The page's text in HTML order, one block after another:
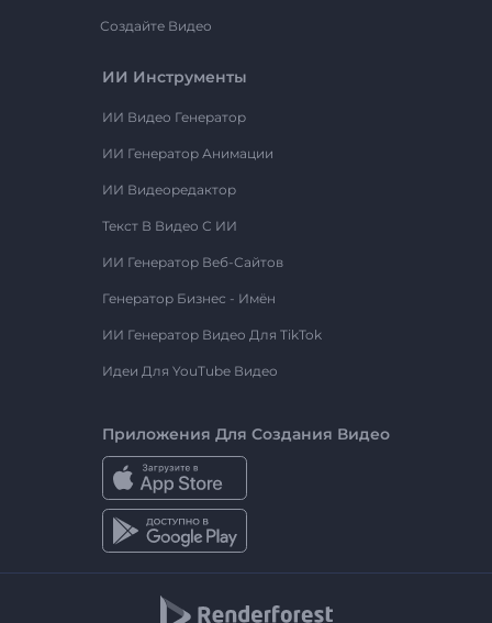
Создайте Видео
ИИ Инструменты
ИИ Видео Генератор
ИИ Генератор Анимации
ИИ Видеоредактор
Текст В Видео С ИИ
ИИ Генератор Веб-Сайтов
Генератор Бизнес - Имён
ИИ Генератор Видео Для TikTok
Идеи Для YouTube Видео
Приложения Для Создания Видео